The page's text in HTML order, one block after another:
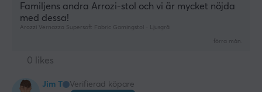
Familjens andra Arrozi-stol och vi är mycket nöjda
med dessa!
Arozzi Vernazza Supersoft Fabric Gamingstol - Ljusgrå
förra mån.
0 likes
Jim T
Verifierad köpare